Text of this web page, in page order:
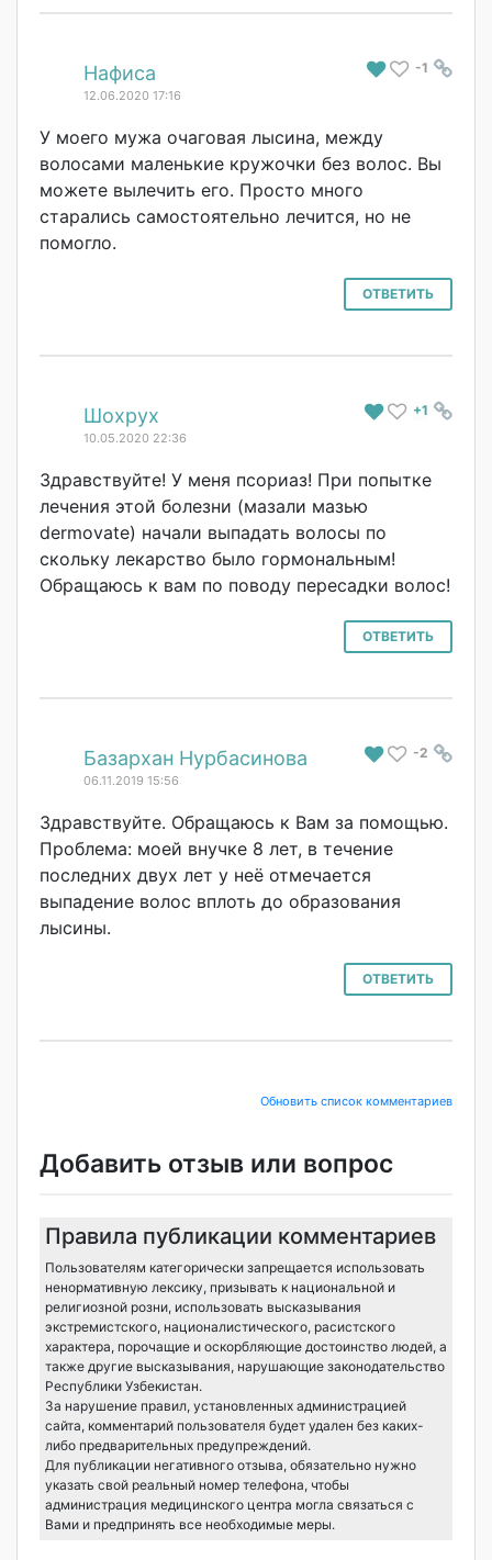
# -1
Нафиса
12.06.2020 17:16
У моего мужа очаговая лысина, между
волосами маленькие кружочки без волос. Вы
можете вылечить его. Просто много
старались самостоятельно лечится, но не
помогло.
ОТВЕТИТЬ
# +1
Шохрух
10.05.2020 22:36
Здравствуйте! У меня псориаз! При попытке
лечения этой болезни (мазали мазью
dermovate) начали выпадать волосы по
скольку лекарство было гормональным!
Обращаюсь к вам по поводу пересадки волос!
ОТВЕТИТЬ
# -2
Базархан Нурбасинова
06.11.2019 15:56
Здравствуйте. Обращаюсь к Вам за помощью.
Проблема: моей внучке 8 лет, в течение
последних двух лет у неё отмечается
выпадение волос вплоть до образования
лысины.
ОТВЕТИТЬ
Обновить список комментариев
Добавить отзыв или вопрос
Правила публикации комментариев
Пользователям категорически запрещается использовать
ненормативную лексику, призывать к национальной и
религиозной розни, использовать высказывания
экстремистского, националистического, расистского
характера, порочащие и оскорбляющие достоинство людей, а
также другие высказывания, нарушающие законодательство
Республики Узбекистан.
За нарушение правил, установленных администрацией
сайта, комментарий пользователя будет удален без каких-
либо предварительных предупреждений.
Для публикации негативного отзыва, обязательно нужно
указать свой реальный номер телефона, чтобы
администрация медицинского центра могла связаться с
Вами и предпринять все необходимые меры.